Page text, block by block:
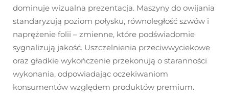
dominuje wizualna prezentacja. Maszyny do owijania
standaryzują poziom połysku, równoległość szwów i
naprężenie folii – zmienne, które podświadomie
sygnalizują jakość. Uszczelnienia przeciwwyciekowe
oraz gładkie wykończenie przekonują o staranności
wykonania, odpowiadając oczekiwaniom
konsumentów względem produktów premium.